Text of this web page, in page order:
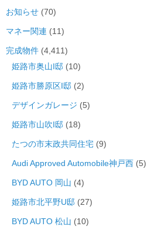
お知らせ (70)
マネー関連 (11)
完成物件 (4,411)
姫路市奥山I邸 (10)
姫路市勝原区I邸 (2)
デザインガレージ (5)
姫路市山吹I邸 (18)
たつの市末政共同住宅 (9)
Audi Approved Automobile神戸西 (5)
BYD AUTO 岡山 (4)
姫路市北平野U邸 (27)
BYD AUTO 松山 (10)